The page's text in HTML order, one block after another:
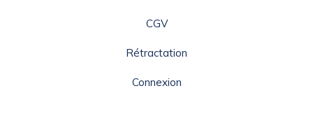
CGV
Rétractation
Connexion